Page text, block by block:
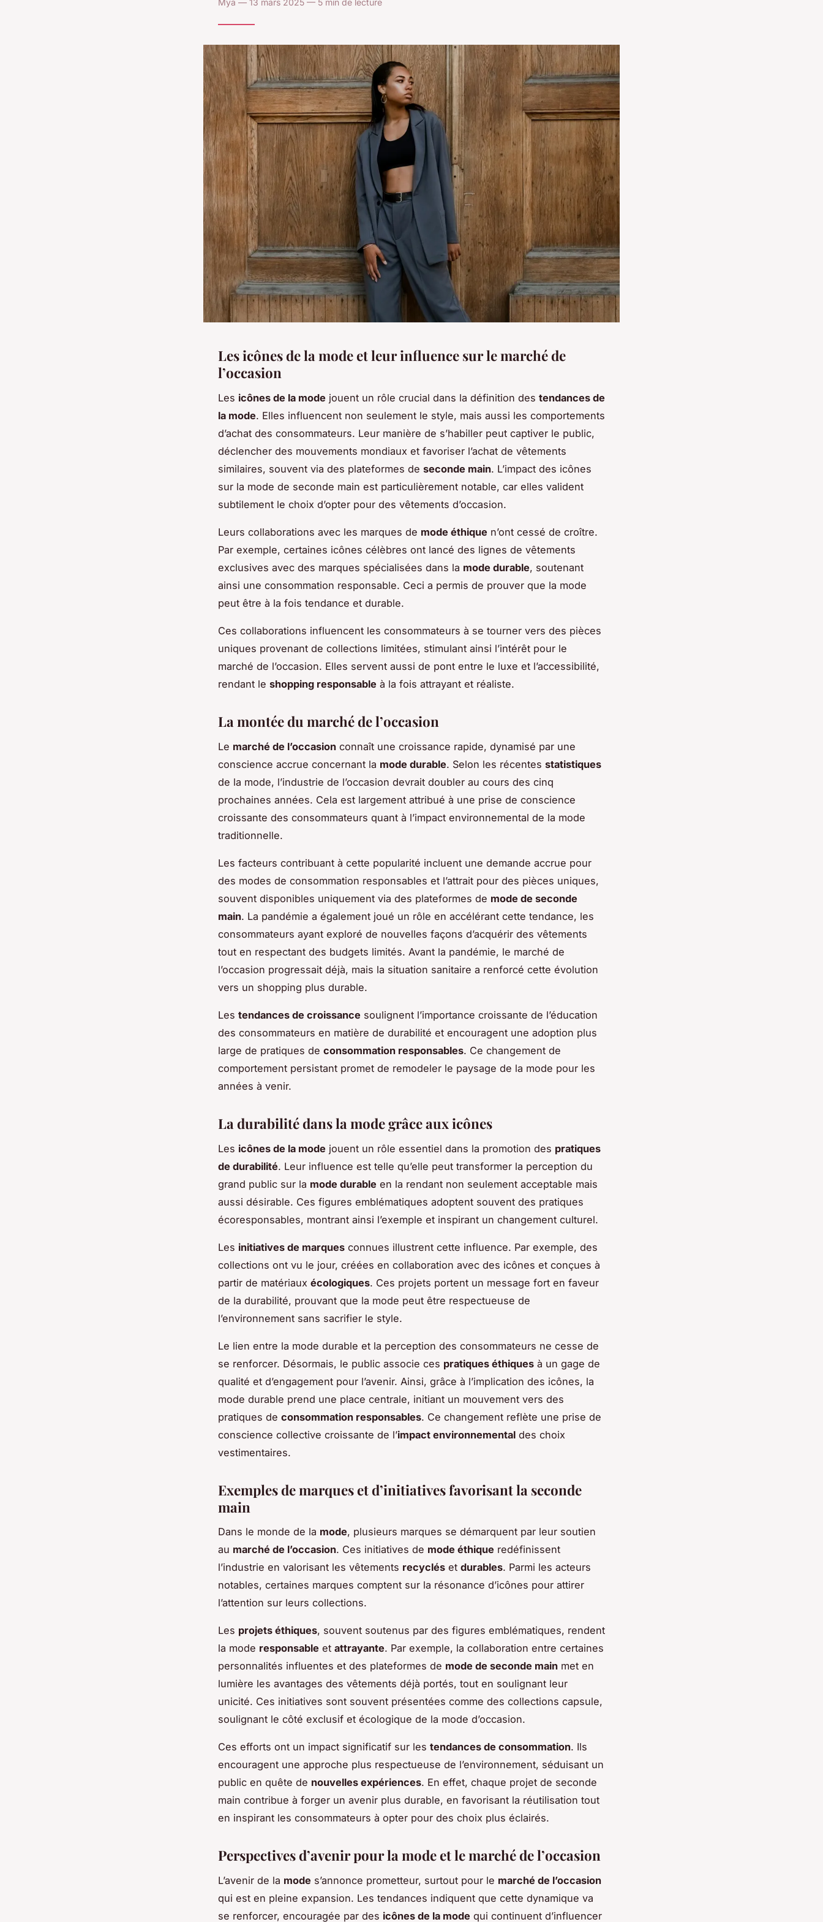
Les icônes de la mode et leur influence sur le marché de
l’occasion
Les icônes de la mode jouent un rôle crucial dans la définition des tendances de
la mode. Elles influencent non seulement le style, mais aussi les comportements
d’achat des consommateurs. Leur manière de s’habiller peut captiver le public,
déclencher des mouvements mondiaux et favoriser l’achat de vêtements
similaires, souvent via des plateformes de seconde main. L’impact des icônes
sur la mode de seconde main est particulièrement notable, car elles valident
subtilement le choix d’opter pour des vêtements d’occasion.
Leurs collaborations avec les marques de mode éthique n’ont cessé de croître.
Par exemple, certaines icônes célèbres ont lancé des lignes de vêtements
exclusives avec des marques spécialisées dans la mode durable, soutenant
ainsi une consommation responsable. Ceci a permis de prouver que la mode
peut être à la fois tendance et durable.
Ces collaborations influencent les consommateurs à se tourner vers des pièces
uniques provenant de collections limitées, stimulant ainsi l’intérêt pour le
marché de l’occasion. Elles servent aussi de pont entre le luxe et l’accessibilité,
rendant le shopping responsable à la fois attrayant et réaliste.
La montée du marché de l’occasion
Le marché de l’occasion connaît une croissance rapide, dynamisé par une
conscience accrue concernant la mode durable. Selon les récentes statistiques
de la mode, l’industrie de l’occasion devrait doubler au cours des cinq
prochaines années. Cela est largement attribué à une prise de conscience
croissante des consommateurs quant à l’impact environnemental de la mode
traditionnelle.
Les facteurs contribuant à cette popularité incluent une demande accrue pour
des modes de consommation responsables et l’attrait pour des pièces uniques,
souvent disponibles uniquement via des plateformes de mode de seconde
main. La pandémie a également joué un rôle en accélérant cette tendance, les
consommateurs ayant exploré de nouvelles façons d’acquérir des vêtements
tout en respectant des budgets limités. Avant la pandémie, le marché de
l’occasion progressait déjà, mais la situation sanitaire a renforcé cette évolution
vers un shopping plus durable.
Les tendances de croissance soulignent l’importance croissante de l’éducation
des consommateurs en matière de durabilité et encouragent une adoption plus
large de pratiques de consommation responsables. Ce changement de
comportement persistant promet de remodeler le paysage de la mode pour les
années à venir.
La durabilité dans la mode grâce aux icônes
Les icônes de la mode jouent un rôle essentiel dans la promotion des pratiques
de durabilité. Leur influence est telle qu’elle peut transformer la perception du
grand public sur la mode durable en la rendant non seulement acceptable mais
aussi désirable. Ces figures emblématiques adoptent souvent des pratiques
écoresponsables, montrant ainsi l’exemple et inspirant un changement culturel.
Les initiatives de marques connues illustrent cette influence. Par exemple, des
collections ont vu le jour, créées en collaboration avec des icônes et conçues à
partir de matériaux écologiques. Ces projets portent un message fort en faveur
de la durabilité, prouvant que la mode peut être respectueuse de
l’environnement sans sacrifier le style.
Le lien entre la mode durable et la perception des consommateurs ne cesse de
se renforcer. Désormais, le public associe ces pratiques éthiques à un gage de
qualité et d’engagement pour l’avenir. Ainsi, grâce à l’implication des icônes, la
mode durable prend une place centrale, initiant un mouvement vers des
pratiques de consommation responsables. Ce changement reflète une prise de
conscience collective croissante de l’impact environnemental des choix
vestimentaires.
Exemples de marques et d’initiatives favorisant la seconde
main
Dans le monde de la mode, plusieurs marques se démarquent par leur soutien
au marché de l’occasion. Ces initiatives de mode éthique redéfinissent
l’industrie en valorisant les vêtements recyclés et durables. Parmi les acteurs
notables, certaines marques comptent sur la résonance d’icônes pour attirer
l’attention sur leurs collections.
Les projets éthiques, souvent soutenus par des figures emblématiques, rendent
la mode responsable et attrayante. Par exemple, la collaboration entre certaines
personnalités influentes et des plateformes de mode de seconde main met en
lumière les avantages des vêtements déjà portés, tout en soulignant leur
unicité. Ces initiatives sont souvent présentées comme des collections capsule,
soulignant le côté exclusif et écologique de la mode d’occasion.
Ces efforts ont un impact significatif sur les tendances de consommation. Ils
encouragent une approche plus respectueuse de l’environnement, séduisant un
public en quête de nouvelles expériences. En effet, chaque projet de seconde
main contribue à forger un avenir plus durable, en favorisant la réutilisation tout
en inspirant les consommateurs à opter pour des choix plus éclairés.
Perspectives d’avenir pour la mode et le marché de l’occasion
L’avenir de la mode s’annonce prometteur, surtout pour le marché de l’occasion
qui est en pleine expansion. Les tendances indiquent que cette dynamique va
se renforcer, encouragée par des icônes de la mode qui continuent d’influencer